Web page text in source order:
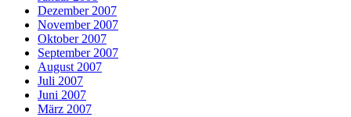
Dezember 2007
November 2007
Oktober 2007
September 2007
August 2007
Juli 2007
Juni 2007
März 2007